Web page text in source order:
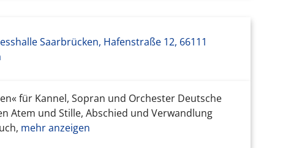
Saarbrücken, Hafenstraße 12, 66111
für Kannel, Sopran und Orchester Deutsche
Atem und Stille, Abschied und Verwandlung
mehr anzeigen